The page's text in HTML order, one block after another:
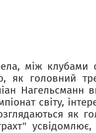
між клубами
як головний
Нагельсманн
світу,
як